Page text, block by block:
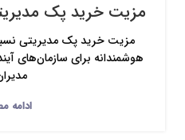
مزیت خرید پک
مزیت خرید پک مدیریتی
هوشمندانه برای سازمان‌های
ادامه